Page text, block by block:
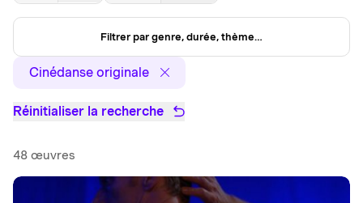
Filtrer par genre, durée, thème…
Cinédanse originale
Réinitialiser la recherche
48 œuvres